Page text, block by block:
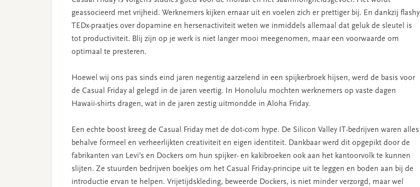
geassocieerd met vrijheid. Werknemers kijken ernaar uit en voelen zich er prettiger bij. En dankzij flashy
TEDx-praatjes over dopamine en hersenactiviteit weten we inmiddels allemaal dat geluk de sleutel is
tot productiviteit. Blij zijn op je werk is niet langer mooi meegenomen, maar een voorwaarde om
optimaal te presteren.
Hoewel wij ons pas sinds eind jaren negentig aarzelend in een spijkerbroek hijsen, werd de basis voor
de Casual Friday al gelegd in de jaren veertig. In Honolulu mochten werknemers op vaste dagen
Hawaii-shirts dragen, wat in de jaren zestig uitmondde in Aloha Friday.
Een echte boost kreeg de Casual Friday met de dot-com hype. De Silicon Valley IT-bedrijven waren alles
behalve formeel en verheerlijkten creativiteit en eigen identiteit. Dankbaar werd dit opgepikt door de
fabrikanten van Levi’s en Dockers om hun spijker- en kakibroeken ook aan het kantoorvolk te kunnen
slijten. Ze stuurden bedrijven boekjes om het Casual Friday-principe uit te leggen en boden aan bij de
introductie ervan te helpen. Vrijetijdskleding, beweerde Dockers, is niet minder verzorgd, maar wel